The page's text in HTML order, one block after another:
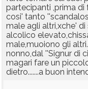
partecipanti ,prima di
cosi' tanto
male agli altri,xche'
alcolico
male,muoiono gli
nonno,dal ''Signur di
magari fare un
dietro.......a buon